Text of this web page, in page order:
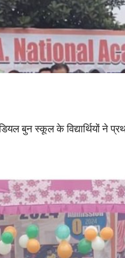
बुन स्कूल के विद्यार्थियों ने